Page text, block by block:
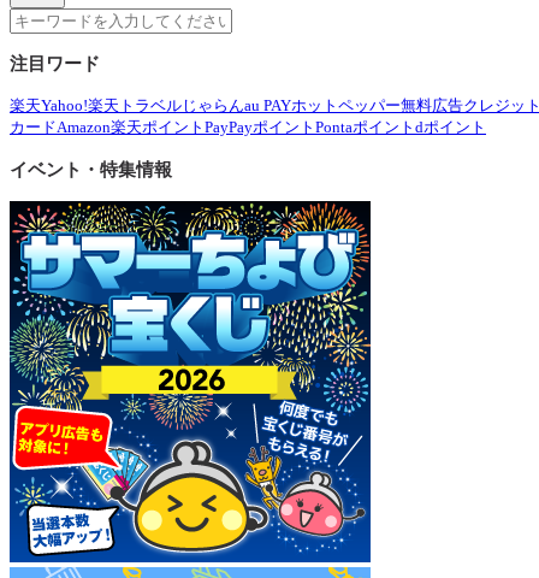
注目ワード
楽天Yahoo!楽天トラベル じゃらんau PAYホットペッパー無料広告クレジッ
カードAmazon楽天ポイント PayPayポイント Pontaポイント dポイント
イベント・特集情報